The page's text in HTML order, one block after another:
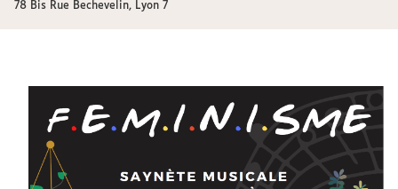
78 Bis Rue Bechevelin, Lyon 7